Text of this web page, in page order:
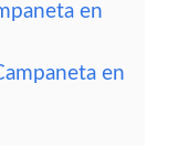
en
en